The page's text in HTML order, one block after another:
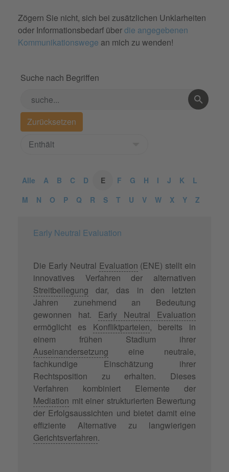
Zögern Sie nicht, sich bei zusätzlichen Unklarheiten
oder Informationsbedarf überdie angegebenen
Kommunikationswege an mich zu wenden!
Suche nach Begriffen
Alle A B C D E F G H I J K
L
M
N O P Q R S T U V W X Y Z
Early Neutral Evaluation
Die Early Neutral Evaluation (ENE) stellt ein
innovatives Verfahren der alternativen
Streitbeilegung dar, das in den letzten
Jahren zunehmend an Bedeutung
gewonnen hat. Early Neutral Evaluation
ermöglicht es Konfliktparteien, bereits in
einem frühen Stadium ihrer
Auseinandersetzung eine neutrale,
fachkundige Einschätzung ihrer
Rechtsposition zu erhalten. Dieses
Verfahren kombiniert Elemente der
Mediation mit einer strukturierten Bewertung
der Erfolgsaussichten und bietet damit eine
effiziente Alternative zu langwierigen
Gerichtsverfahren.